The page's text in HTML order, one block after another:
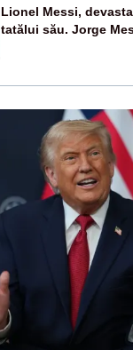
Lionel Messi,
tatălui său. Jorge